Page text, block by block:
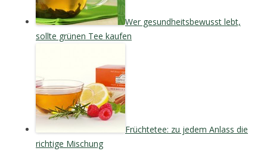
Wer gesundheitsbewusst lebt,
sollte grünen Tee kaufen
Früchtetee: zu jedem Anlass die
richtige Mischung